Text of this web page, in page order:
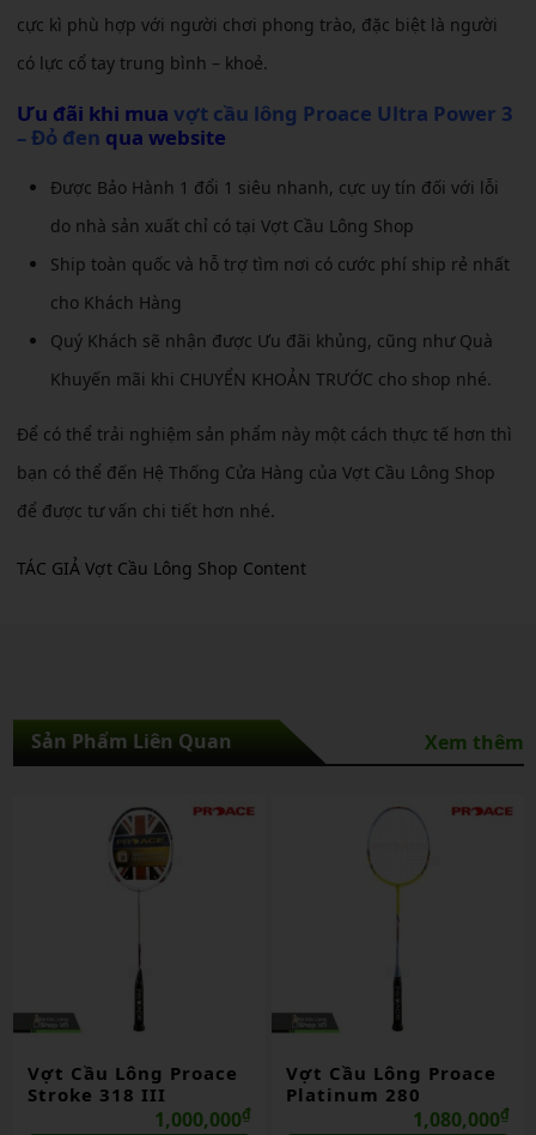
cực kì phù hợp với người chơi phong trào, đặc biệt là người
có lực cổ tay trung bình – khoẻ.
Ưu đãi khi mua vợt cầu lông Proace Ultra Power 3
– Đỏ đen qua website
Được Bảo Hành 1 đổi 1 siêu nhanh, cực uy tín đối với lỗi
do nhà sản xuất chỉ có tại Vợt Cầu Lông Shop
Ship toàn quốc và hỗ trợ tìm nơi có cước phí ship rẻ nhất
cho Khách Hàng
Quý Khách sẽ nhận được Ưu đãi khủng, cũng như Quà
Khuyến mãi khi CHUYỂN KHOẢN TRƯỚC cho shop nhé.
Để có thể trải nghiệm sản phẩm này một cách thực tế hơn thì
bạn có thể đến Hệ Thống Cửa Hàng của Vợt Cầu Lông Shop
để được tư vấn chi tiết hơn nhé.
TÁC GIẢ Vợt Cầu Lông Shop Content
Sản Phẩm Liên Quan Xem thêm
Vợt Cầu Lông Proace
Platinum 280
1,080,000₫
Vợt Cầu Lông Proace
Stroke 318 II
1,050,000₫